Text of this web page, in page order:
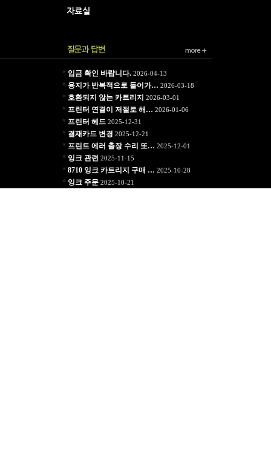
* 입금 확인 바랍니다.2026-04-13
* 용지가 반복적으로 들어가… 2026-03-18
* 호환되지 않는 카트리지 2026-03-01
* 프린터 연결이 저절로 해… 2026-01-06
* 프린터 헤드 2025-12-31
* 결재카드 변경 2025-12-21
* 프린트 에러 출장 수리 또… 2025-12-01
* 잉크 관련 2025-11-15
* 8710 잉크 카트리지 구매 … 2025-10-28
* 잉크 주문2025-10-21